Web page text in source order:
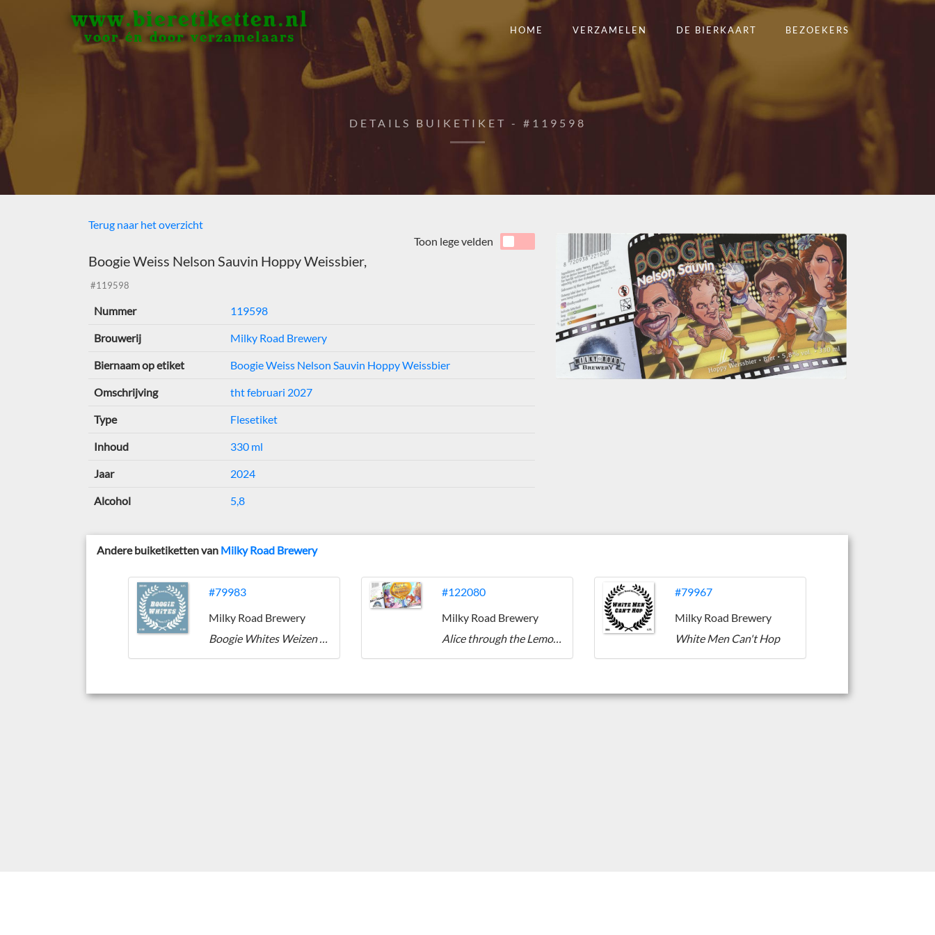
www.bieretiketten.nl
voor én door verzamelaars
HOME VERZAMELEN DE BIERKAART BEZOEKERS
DETAILS BUIKETIKET - #119598
Terug naar het overzicht
Boogie Weiss Nelson Sauvin Hoppy Weissbier,
#119598
Toon lege velden
Nummer 119598
Brouwerij Milky Road Brewery
Biernaam op etiket Boogie Weiss Nelson Sauvin Hoppy Weissbier
Omschrijving tht februari 2027
Type Flesetiket
Inhoud 330 ml
Jaar 2024
Alcohol 5,8
Andere buiketiketten van Milky Road Brewery
#79983
Milky Road Brewery
Boogie Whites Weizen IPA
#122080
Milky Road Brewery
Alice through the Lemongrass
#79967
Milky Road Brewery
White Men Can't Hop